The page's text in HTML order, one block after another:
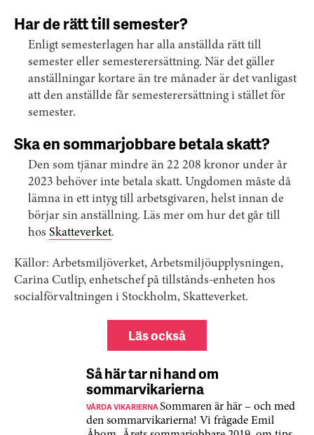
Har de rätt till semester?
Enligt semesterlagen har alla anställda rätt till
semester eller semesterersättning. När det gäller
anställningar kortare än tre månader är det vanligast
att den anställde får semesterersättning i stället för
semester.
Ska en sommarjobbare betala skatt?
Den som tjänar mindre än 22 208 kronor under år
2023 behöver inte betala skatt. Ungdomen måste då
lämna in ett intyg till arbetsgivaren, helst innan de
börjar sin anställning. Läs mer om hur det går till
hos Skatteverket.
Källor: Arbetsmiljöverket, Arbetsmiljöupplysningen,
Carina Cutlip, enhetschef på tillstånds-enheten hos
socialförvaltningen i Stockholm, Skatteverket.
Läs också
Så här tar ni hand om
sommarvikarierna
VÅRDA VIKARIERNASommaren är här – och med
den sommarvikarierna! Vi frågade Emil